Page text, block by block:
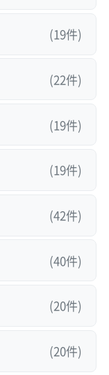
(19件)
(22件)
(19件)
(19件)
(42件)
(40件)
(20件)
(20件)